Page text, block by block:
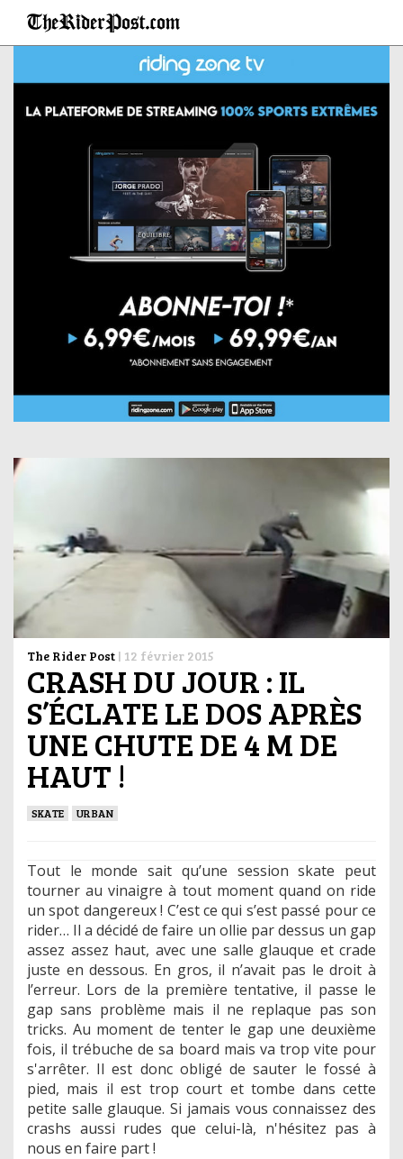
The Rider Post | 12 février 2015
CRASH DU JOUR : IL
S’ÉCLATE LE DOS APRÈS
UNE CHUTE DE 4 M DE
HAUT !
SKATE URBAN
Tout le monde sait qu’une session skate peut
tourner au vinaigre à tout moment quand on ride
un spot dangereux ! C’est ce qui s’est passé pour ce
rider… Il a décidé de faire un ollie par dessus un gap
assez assez haut, avec une salle glauque et crade
juste en dessous. En gros, il n’avait pas le droit à
l’erreur. Lors de la première tentative, il passe le
gap sans problème mais il ne replaque pas son
tricks. Au moment de tenter le gap une deuxième
fois, il trébuche de sa board mais va trop vite pour
s'arrêter. Il est donc obligé de sauter le fossé à
pied, mais il est trop court et tombe dans cette
petite salle glauque. Si jamais vous connaissez des
crashs aussi rudes que celui-là, n'hésitez pas à
nous en faire part !